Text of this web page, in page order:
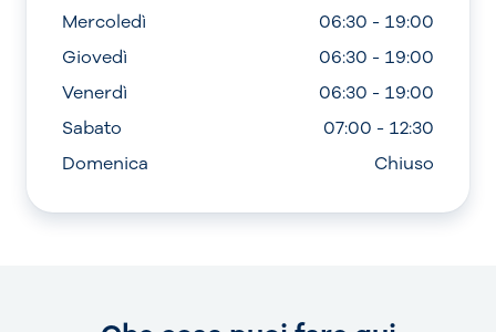
Mercoledì
06:30 - 19:00
Giovedì
06:30 - 19:00
Venerdì
06:30 - 19:00
Sabato
07:00 - 12:30
Domenica
Chiuso